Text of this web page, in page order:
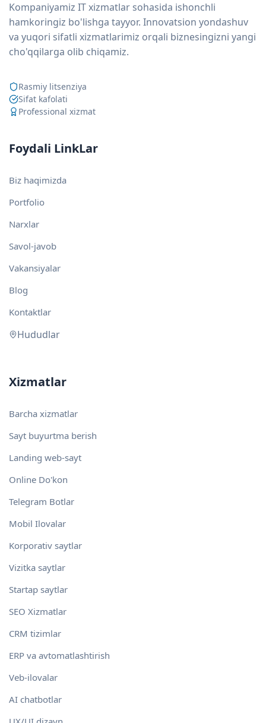
Kompaniyamiz IT xizmatlar sohasida ishonchli
hamkoringiz bo'lishga tayyor. Innovatsion yondashuv
va yuqori sifatli xizmatlarimiz orqali biznesingizni yangi
cho'qqilarga olib chiqamiz.
Rasmiy litsenziya
Sifat kafolati
Professional xizmat
Foydali LinkLar
Biz haqimizda
Portfolio
Narxlar
Savol-javob
Vakansiyalar
Blog
Kontaktlar
Hududlar
Xizmatlar
Barcha xizmatlar
Sayt buyurtma berish
Landing web-sayt
Online Do'kon
Telegram Botlar
Mobil Ilovalar
Korporativ saytlar
Vizitka saytlar
Startap saytlar
SEO Xizmatlar
CRM tizimlar
ERP va avtomatlashtirish
Veb-ilovalar
AI chatbotlar